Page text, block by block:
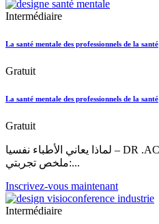
Intermédiaire
La santé mentale des professionnels de la santé
Gratuit
La santé mentale des professionnels de la santé
Gratuit
لماذا يعاني الأطباء نفسيا – DR .ACHEM نظرتي ااشاملة للإكتئاب
:ملخص تجربتي...
Inscrivez-vous maintenant
Intermédiaire